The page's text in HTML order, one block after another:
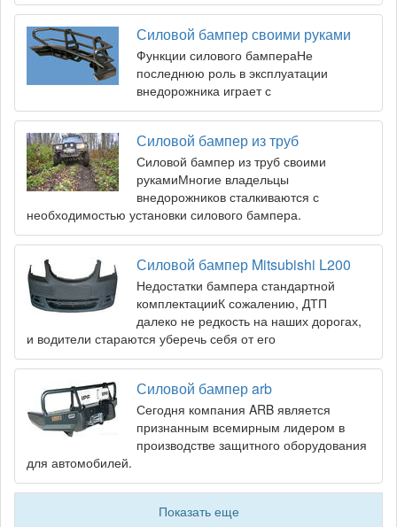
Силовой бампер своими руками
Функции силового бампераНе
последнюю роль в эксплуатации
внедорожника играет с
Силовой бампер из труб
Силовой бампер из труб своими
рукамиМногие владельцы
внедорожников сталкиваются с
необходимостью установки силового бампера.
Силовой бампер Mitsubishi L200
Недостатки бампера стандартной
комплектацииК сожалению, ДТП
далеко не редкость на наших дорогах,
и водители стараются уберечь себя от его
Силовой бампер arb
Сегодня компания ARB является
признанным всемирным лидером в
производстве защитного оборудования
для автомобилей.
Показать еще